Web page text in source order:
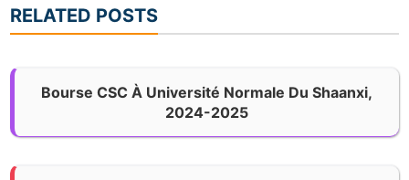
RELATED POSTS
Bourse CSC À Université Normale Du Shaanxi,
2024-2025